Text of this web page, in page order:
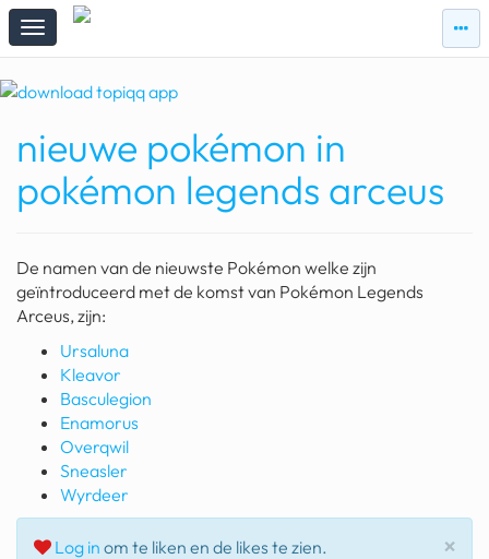
zie
topiqqs
zie
#vandaag
Topiqqs Reacties
spelen bij beelen
pokemon kaarten
21.4 procent btw
deepseek
groenland
geochelone yniphora
wibra
nieuwe pokémon in
pokémon legends arceus
De namen van de nieuwste Pokémon welke zijn
geïntroduceerd met de komst van Pokémon Legends
Arceus, zijn:
Ursaluna
Kleavor
Basculegion
Enamorus
Overqwil
Sneasler
Wyrdeer
×
Log in om te liken en de likes te zien.